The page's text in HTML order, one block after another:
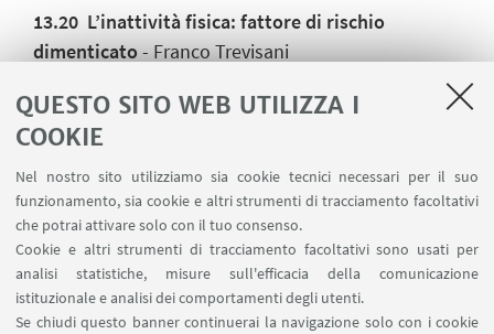
QUESTO SITO WEB UTILIZZA I
COOKIE
Nel nostro sito utilizziamo sia cookie tecnici necessari per il suo
funzionamento, sia cookie e altri strumenti di tracciamento facoltativi
che potrai attivare solo con il tuo consenso.
Cookie e altri strumenti di tracciamento facoltativi sono usati per
analisi statistiche, misure sull'efficacia della comunicazione
istituzionale e analisi dei comportamenti degli utenti.
Se chiudi questo banner continuerai la navigazione solo con i cookie
13.20 L’inattività fisica: fattore di rischio
dimenticato- Franco Trevisani
13.40 Declinino cognitivoe attività fisica
Pietro
Cortelli
14.00 Conclusioni
chiusura
lavori
Per la diretta streaming,clicca qui
IN EVIDENZA